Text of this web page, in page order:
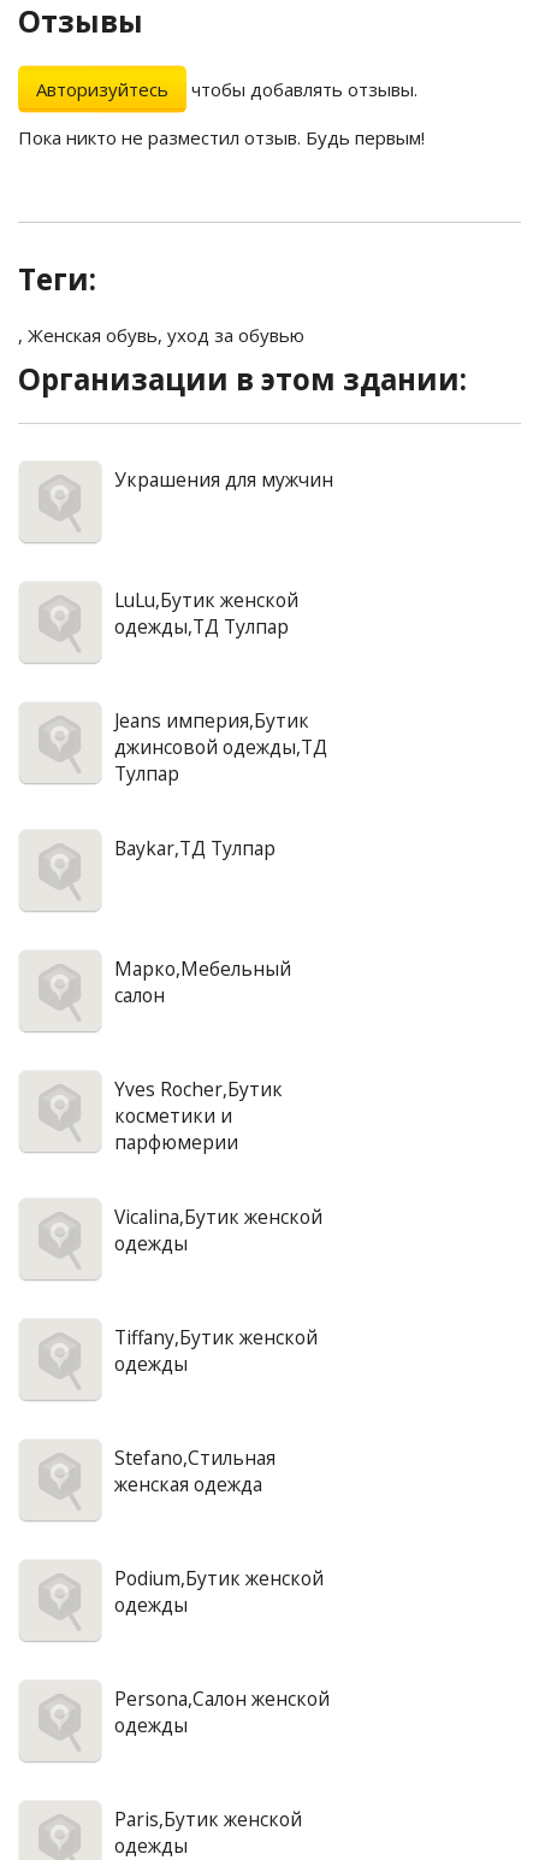
Отзывы
Авторизуйтесь
чтобы добавлять отзывы.
Пока никто не разместил отзыв. Будь первым!
Теги:
, Женская обувь, уход за обувью
Организации в этом здании:
Украшения для мужчин
LuLu,Бутик женской
одежды,ТД Тулпар
Jeans империя,Бутик
джинсовой одежды,ТД
Тулпар
Baykar,ТД Тулпар
Марко,Мебельный
салон
Yves Rocher,Бутик
косметики и
парфюмерии
Vicalina,Бутик женской
одежды
Tiffany,Бутик женской
одежды
Stefano,Стильная
женская одежда
Podium,Бутик женской
одежды
Persona,Салон женской
одежды
Paris,Бутик женской
одежды